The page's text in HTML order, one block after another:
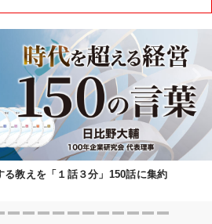
教えを「１話３分」150話に集約